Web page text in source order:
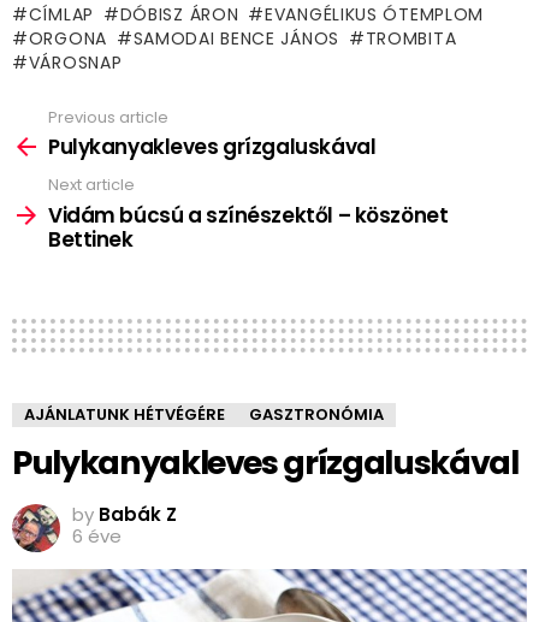
CÍMLAP DÓBISZ ÁRON
EVANGÉLIKUS ÓTEMPLOM
ORGONA
SAMODAI BENCE JÁNOS
TROMBITA
VÁROSNAP
more
Previous article
Pulykanyakleves grízgaluskával
Next article
Vidám búcsú a színészektől – köszönet
Bettinek
AJÁNLATUNK HÉTVÉGÉRE GASZTRONÓMIA
Pulykanyakleves grízgaluskával
by Babák Z
6 éve